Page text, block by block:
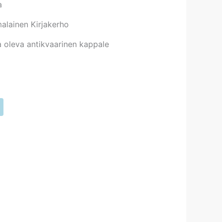
Kirjakerho
oleva antikvaarinen kappale